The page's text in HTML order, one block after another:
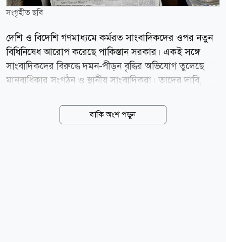
সংগৃহীত ছবি
দেশি ও বিদেশি গণমাধ্যমে কর্মরত সাংবাদিকদের ওপর নতুন
বিধিনিষেধ আরোপ করেছে পাকিস্তান সরকার। একই সঙ্গে
সাংবাদিকদের বিরুদ্ধে দমন-পীড়ন বৃদ্ধির অভিযোগ তুলেছে
মানবাধিকার সংগঠন ও স্থানীয় সাংবাদিকরা। তাদের দাবি,
সংকুচিত করবে। নিউইয়র্ক টাইমস-এর প্রতিবেদনে স্থানীয়
সাংবাদিক ও মানবাধিকার সংস্থাগুলোর বরাতে বলা হয়েছে,
বাকি অংশ পড়ুন